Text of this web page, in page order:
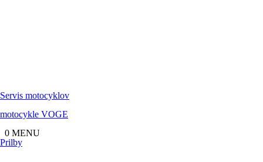
Servis motocyklov
motocykle VOGE
0 MENU
Prilby